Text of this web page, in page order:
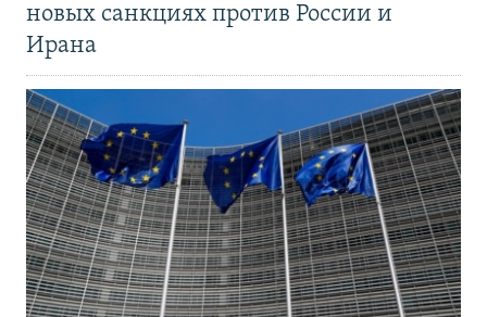
новых санкциях против России и
Ирана